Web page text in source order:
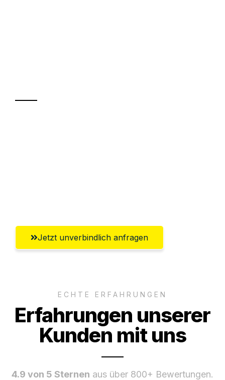
Jetzt unverbindlich anfragen
ECHTE ERFAHRUNGEN
Erfahrungen unserer
Kunden mit uns
4.9 von 5 Sternen aus über 800+ Bewertungen.